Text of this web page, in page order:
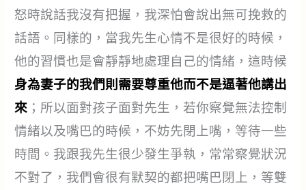
怒時說話我沒有把握，我深怕會說出無可挽救的
話語。同樣的，當我先生心情不是很好的時候，
他的習慣也是會靜靜地處理自己的情緒，這時候
身為妻子的我們則需要尊重他而不是逼著他講出
來 ；所以面對孩子面對先生，若你察覺無法控制
情緒以及嘴巴的時候，不妨先閉上嘴，等待一些
時間。我跟我先生很少發生爭執，常常察覺狀況
不對了，我們會很有默契的都把嘴巴閉上，等雙